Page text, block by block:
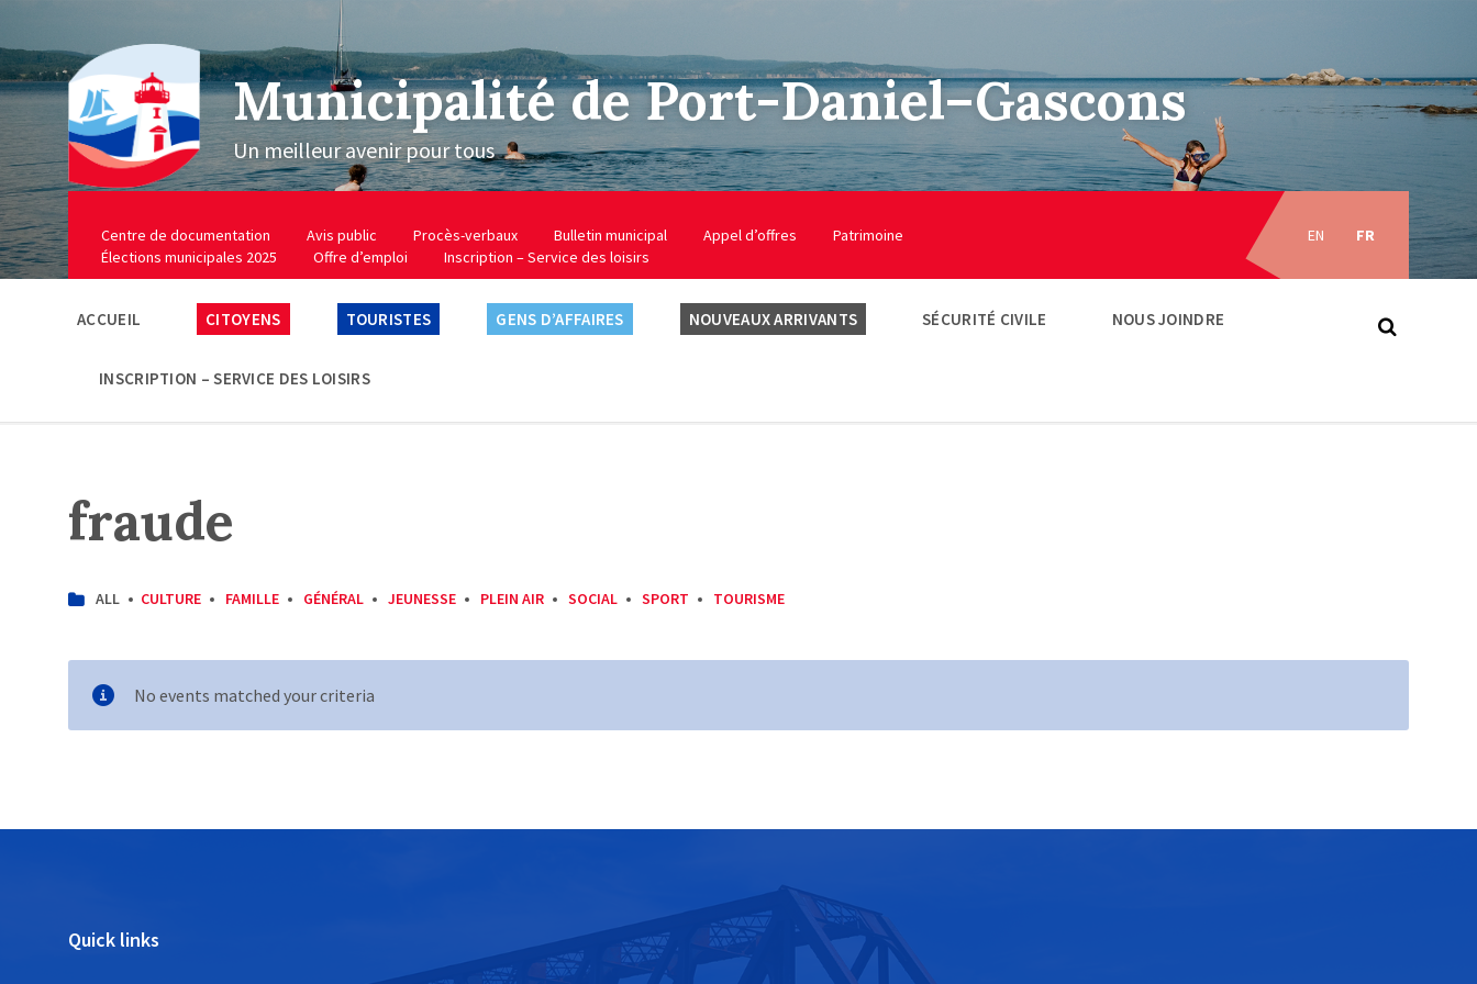
Municipalité de Port-Daniel–Gascons
Un meilleur avenir pour tous
Centre de documentation Avis public Procès-verbaux Bulletin municipal Appel d’offres
Patrimoine
Élections municipales 2025
Offre d’emploi Inscription – Service des loisirs
Choose
EN FR
ACCUEIL CITOYENS TOURISTES GENS D’AFFAIRES NOUVEAUX ARRIVANTS SÉCURITÉ CIVILE NOUS JOINDRE
INSCRIPTION – SERVICE DES LOISIRS
fraude
CATEGORIES:
ALL CULTURE FAMILLE GÉNÉRAL JEUNESSE PLEIN AIR SOCIAL SPORT TOURISME
No events matched your criteria
Quick links